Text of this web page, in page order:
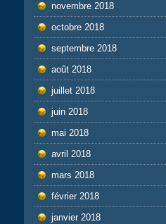
novembre 2018
octobre 2018
septembre 2018
août 2018
juillet 2018
juin 2018
mai 2018
avril 2018
mars 2018
février 2018
janvier 2018